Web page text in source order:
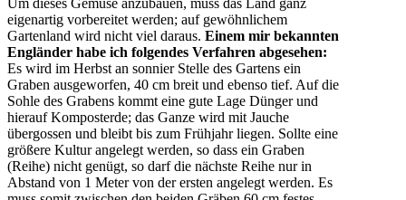
Um dieses Gemüse anzubauen, muss das Land ganz
eigenartig vorbereitet werden; auf gewöhnlichem
Gartenland wird nicht viel daraus. Einem mir bekannten
Engländer habe ich folgendes Verfahren abgesehen:
Es wird im Herbst an sonnier Stelle des Gartens ein
Graben ausgeworfen, 40 cm breit und ebenso tief. Auf die
Sohle des Grabens kommt eine gute Lage Dünger und
hierauf Komposterde; das Ganze wird mit Jauche
übergossen und bleibt bis zum Frühjahr liegen. Sollte eine
größere Kultur angelegt werden, so dass ein Graben
(Reihe) nicht genügt, so darf die nächste Reihe nur in
Abstand von 1 Meter von der ersten angelegt werden. Es